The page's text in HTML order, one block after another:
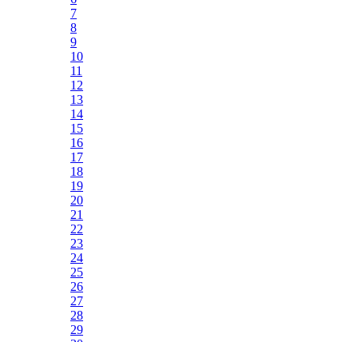
7
8
9
10
11
12
13
14
15
16
17
18
19
20
21
22
23
24
25
26
27
28
29